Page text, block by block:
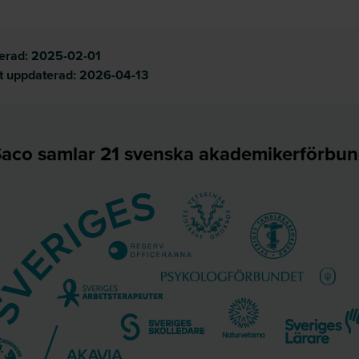
2025-02-01
uppdaterad: 2026-04-13
samlar 21 svenska